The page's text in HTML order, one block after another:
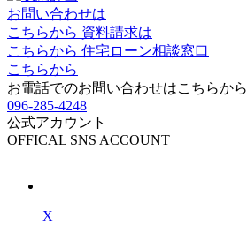
お問い合わせは
こちらから 資料請求は
こちらから 住宅ローン相談窓口
こちらから
お電話でのお問い合わせはこちらから
096-285-4248
公式アカウント
OFFICAL SNS ACCOUNT
X